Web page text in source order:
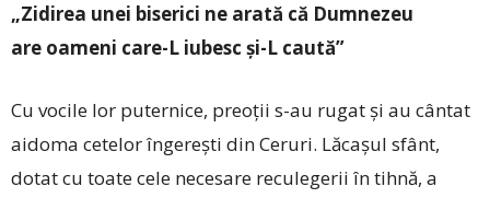
„Zidirea unei biserici ne arată că Dumnezeu
are oameni care-L iubesc și-L caută”
Cu vocile lor puternice, preoții s-au rugat și au cântat
aidoma cetelor îngerești din Ceruri. Lăcașul sfânt,
dotat cu toate cele necesare reculegerii în tihnă, a